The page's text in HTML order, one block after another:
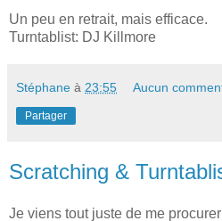
Un peu en retrait, mais efficace.
Turntablist: DJ Killmore
Stéphane à 23:55 Aucun
Partager
Scratching &
Je viens tout juste de me